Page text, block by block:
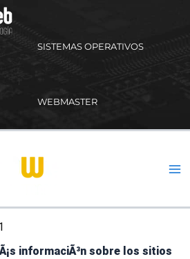
SISTEMAS OPERATIVOS
WEBMASTER
informaciÃ³n sobre los sitios